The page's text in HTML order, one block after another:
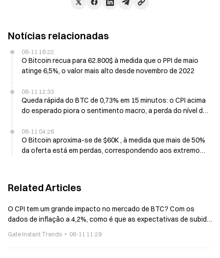
Notícias relacionadas
06-11 16:22
O Bitcoin recua para 62.800$ à medida que o PPI de maio
atinge 6,5%, o valor mais alto desde novembro de 2022
06-11 12:33
Queda rápida do BTC de 0,73% em 15 minutos: o CPI acima
do esperado piora o sentimento macro, a perda do nível de
alavancadas
06-11 04:26
O Bitcoin aproxima-se de $60K , à medida que mais de 50%
da oferta está em perdas, correspondendo aos extremos
Related Articles
O CPI tem um grande impacto no mercado de BTC? Com os
dados de inflação a 4,2%, como é que as expectativas de subida
Gate Instant Trends 06-11 11:29